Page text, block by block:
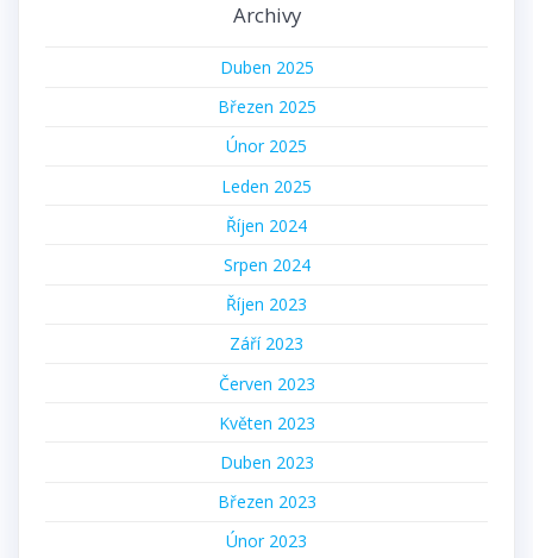
Archivy
Duben 2025
Březen 2025
Únor 2025
Leden 2025
Říjen 2024
Srpen 2024
Říjen 2023
Září 2023
Červen 2023
Květen 2023
Duben 2023
Březen 2023
Únor 2023